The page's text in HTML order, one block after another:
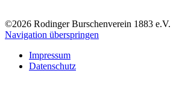
©2026 Rodinger Burschenverein 1883 e.V.
Navigation überspringen
Impressum
Datenschutz